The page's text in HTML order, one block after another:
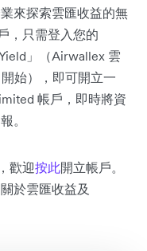
來探索雲匯收益的無
，只需登入您的
」（Airwallex 雲
始），即可開立一
帳戶，即時將資
。
歡迎按此開立帳戶。
於雲匯收益及